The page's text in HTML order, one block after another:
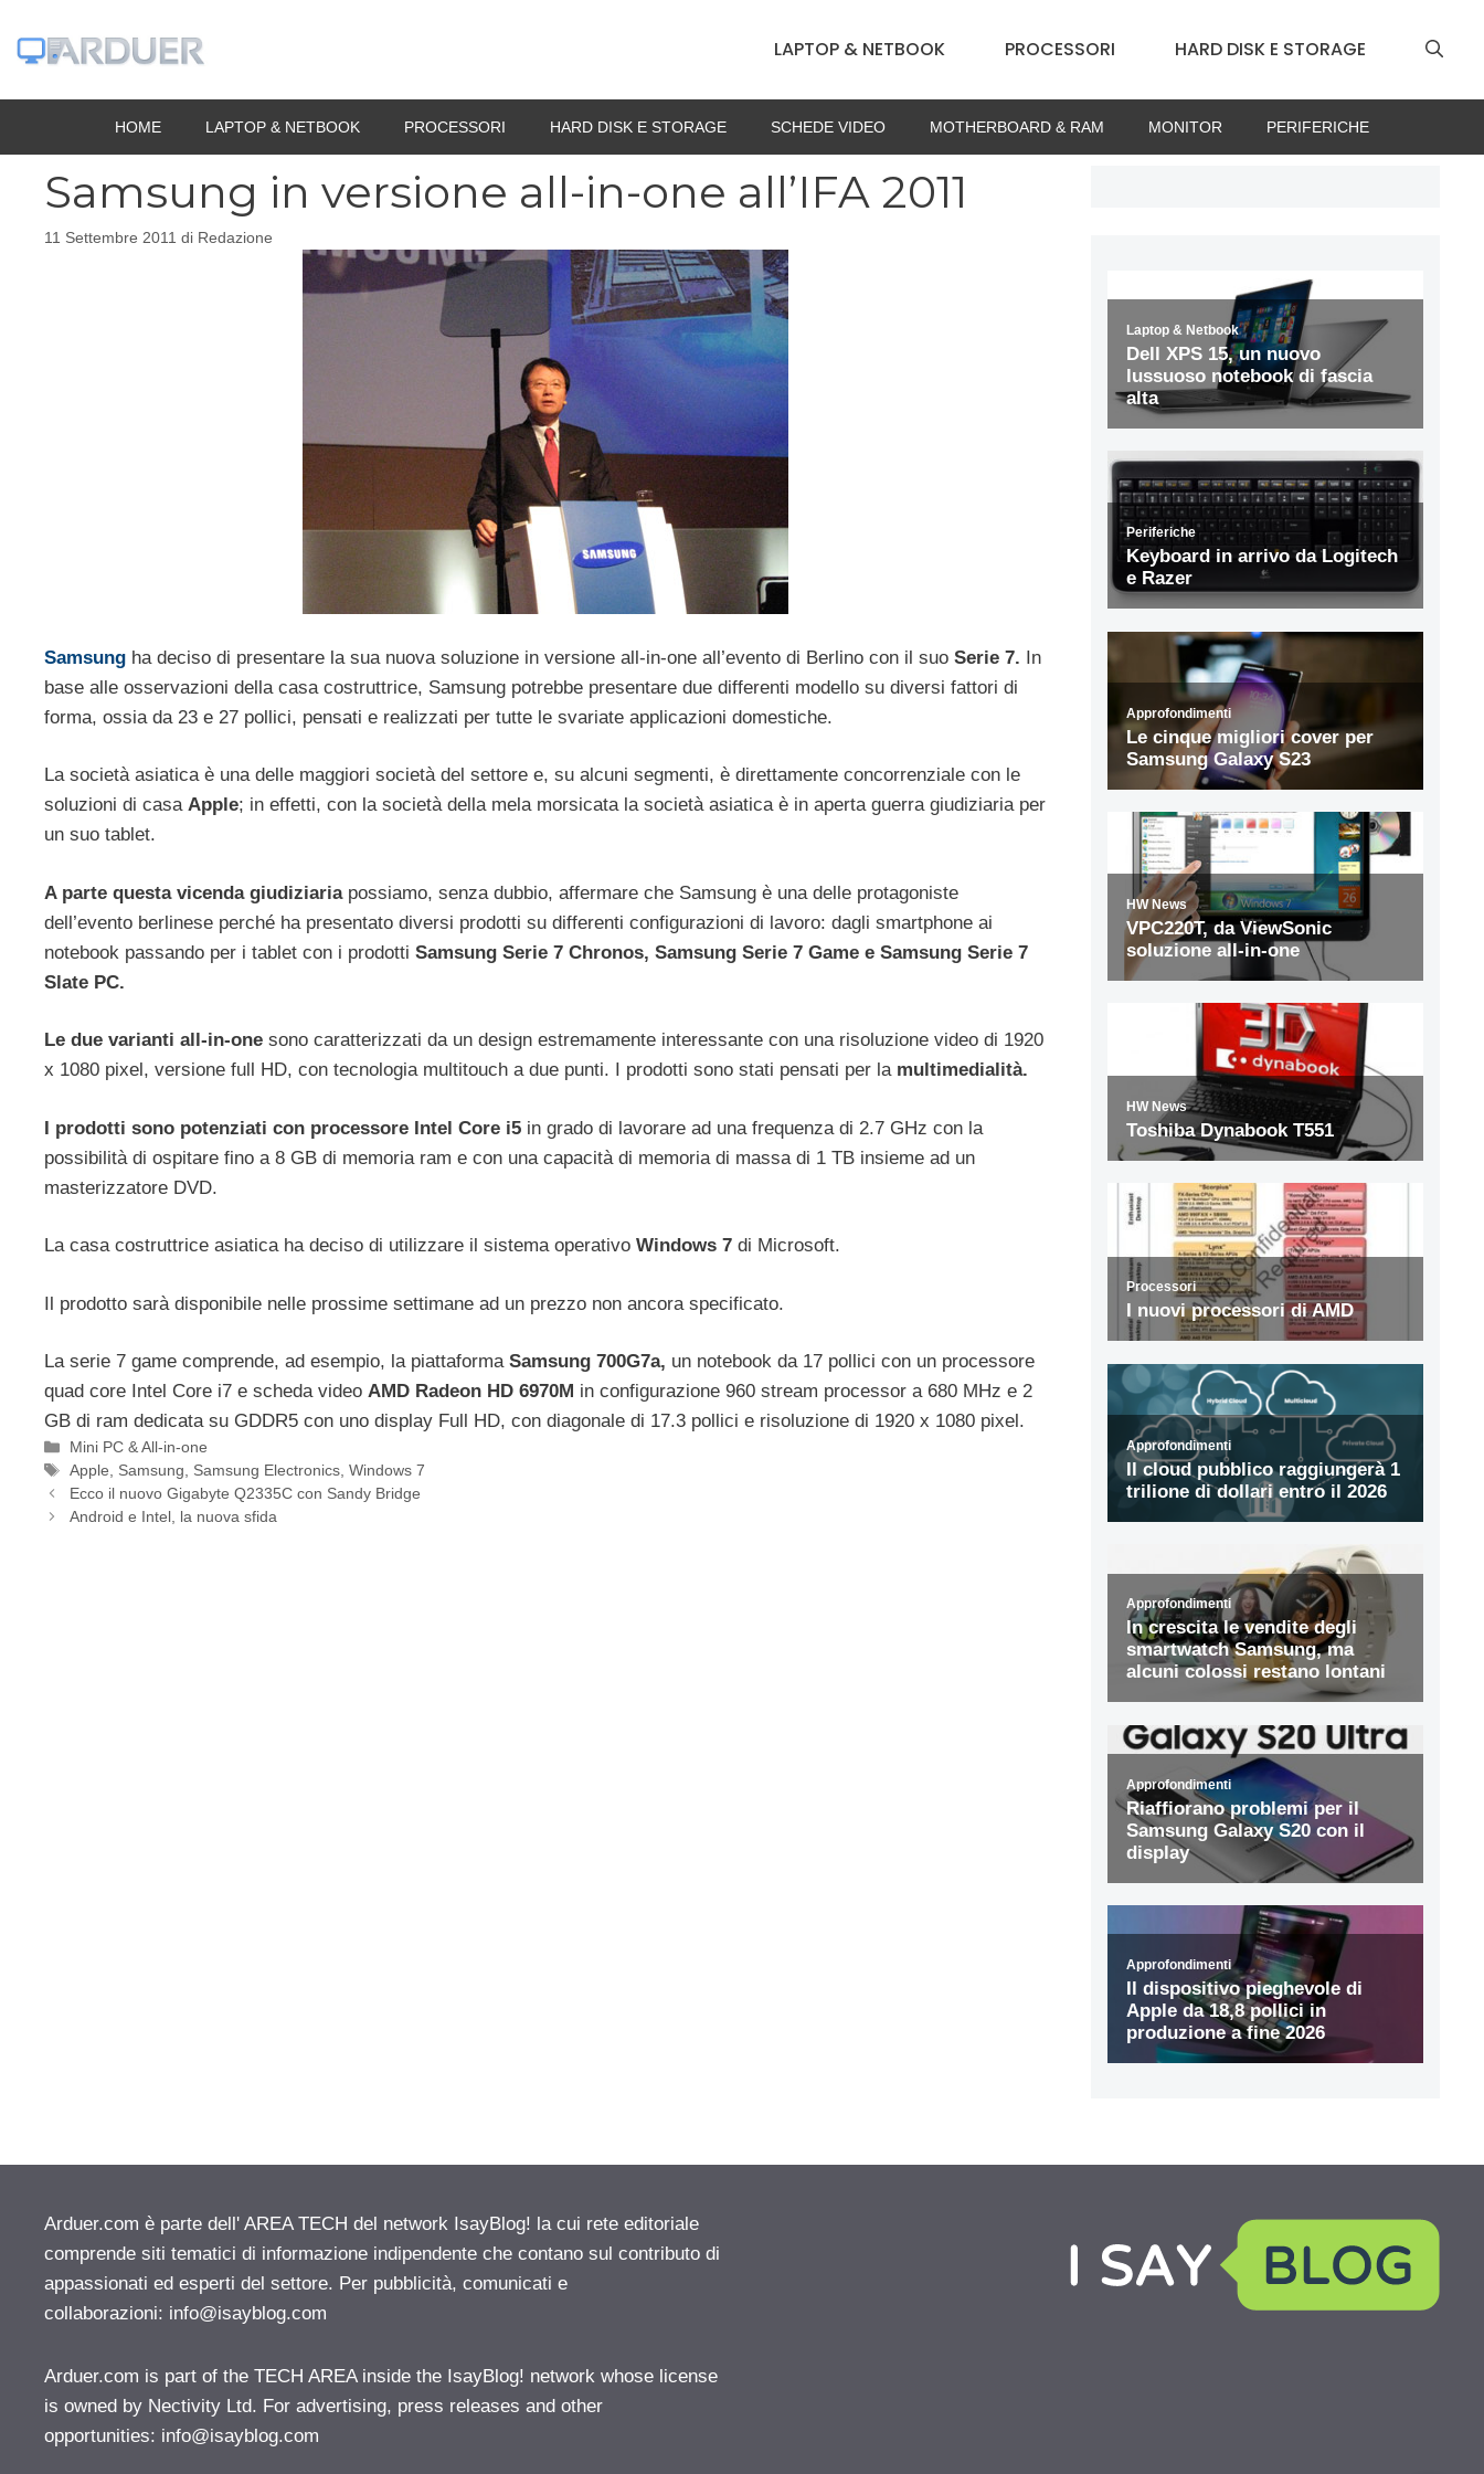
LAPTOP & NETBOOK PROCESSORI HARD DISK E STORAGE
HOME LAPTOP & NETBOOK PROCESSORI HARD DISK E STORAGE SCHEDE VIDEO MOTHERBOARD & RAM MONITOR PERIFERICHE
Samsung in versione all-in-one all’IFA 2011
11 Settembre 2011 di Redazione
Samsung ha deciso di presentare la sua nuova soluzione in versione all-in-one all’evento di Berlino con il suo Serie 7. In
base alle osservazioni della casa costruttrice, Samsung potrebbe presentare due differenti modello su diversi fattori di
forma, ossia da 23 e 27 pollici, pensati e realizzati per tutte le svariate applicazioni domestiche.
La società asiatica è una delle maggiori società del settore e, su alcuni segmenti, è direttamente concorrenziale con le
soluzioni di casa Apple; in effetti, con la società della mela morsicata la società asiatica è in aperta guerra giudiziaria per
un suo tablet.
A parte questa vicenda giudiziariapossiamo, senza dubbio, affermare che Samsung è una delle protagoniste
dell’evento berlinese perché ha presentato diversi prodotti su differenti configurazioni di lavoro: dagli smartphone ai
notebook passando per i tablet con i prodotti Samsung Serie 7 Chronos, Samsung Serie 7 Game e Samsung Serie 7
Slate PC.
Le due varianti all-in-one sono caratterizzati da un design estremamente interessante con una risoluzione video di 1920
x 1080 pixel, versione full HD, con tecnologia multitouch a due punti. I prodotti sono stati pensati per la multimedialità.
I prodotti sono potenziati con processore Intel Core i5 in grado di lavorare ad una frequenza di 2.7 GHz con la
possibilità di ospitare fino a 8 GB di memoria ram e con una capacità di memoria di massa di 1 TB insieme ad un
masterizzatore DVD.
La casa costruttrice asiatica ha deciso di utilizzare il sistema operativo Windows 7 di Microsoft.
Il prodotto sarà disponibile nelle prossime settimane ad un prezzo non ancora specificato.
La serie 7 game comprende, ad esempio, la piattaforma Samsung 700G7a, un notebook da 17 pollici con un processore
quad core Intel Core i7 e scheda video AMD Radeon HD 6970M in configurazione 960 stream processor a 680 MHz e 2
GB di ram dedicata su GDDR5 con uno display Full HD, con diagonale di 17.3 pollici e risoluzione di 1920 x 1080 pixel.
Categorie
Mini PC & All-in-one
Tag
Apple, Samsung, Samsung Electronics,Windows 7
Ecco il nuovo Gigabyte Q2335C con Sandy Bridge
Android e Intel, la nuova sfida
Arduer.com è parte dell' AREA TECH del network IsayBlog! la cui rete editoriale
comprende siti tematici di informazione indipendente che contano sul contributo di
appassionati ed esperti del settore. Per pubblicità, comunicati e
collaborazioni: info@isayblog.com
Arduer.com is part of the TECH AREA inside the IsayBlog! network whose license
is owned by Nectivity Ltd. For advertising, press releases and other
opportunities: info@isayblog.com